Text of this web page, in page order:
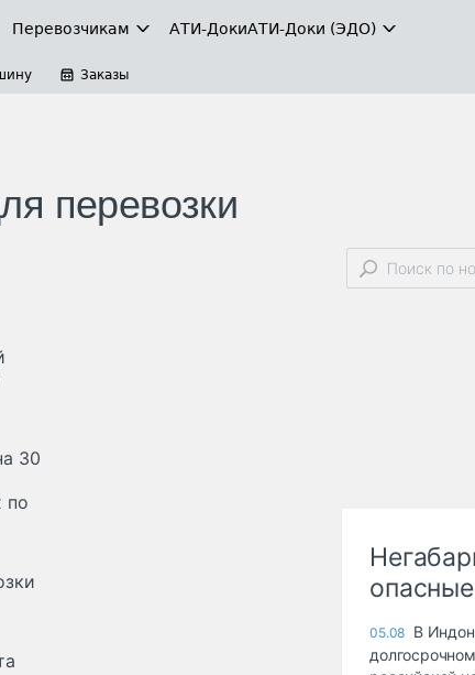
Перевозчикам АТИ-ДокиАТИ-Доки (ЭДО)
Заказы
перевозки
30
по
05.08 В